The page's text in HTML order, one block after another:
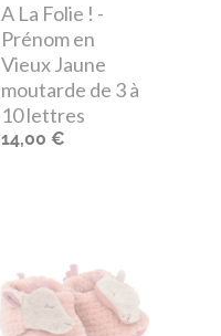
A La Folie ! -
Prénom en
Vieux Jaune
moutarde de 3 à
10 lettres
14,00 €